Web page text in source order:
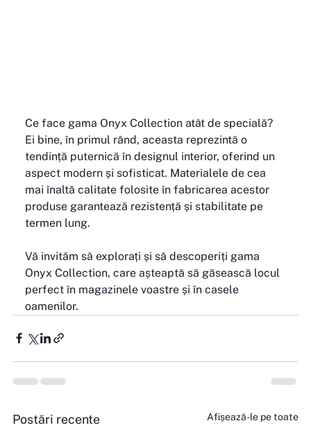
Ce face gama Onyx Collection atât de specială?
Ei bine, în primul rând, aceasta reprezintă o
tendință puternică în designul interior, oferind un
aspect modern și sofisticat. Materialele de cea
mai înaltă calitate folosite în fabricarea acestor
produse garantează rezistență și stabilitate pe
termen lung.
Vă invităm să explorați și să descoperiți gama
Onyx Collection, care așteaptă să găsească locul
perfect în magazinele voastre și în casele
oamenilor.
Postări recente Afișează-le pe toate